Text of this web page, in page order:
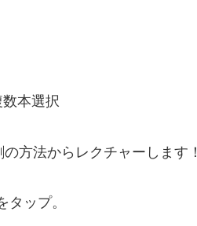
本選択
方法からレクチャーします！
タップ。